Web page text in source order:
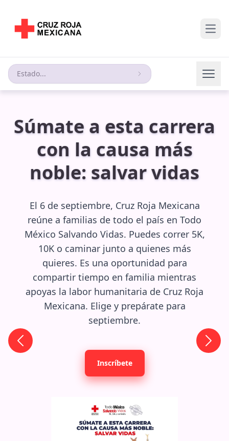
Estado...
Súmate a esta carrera
con la causa más
noble: salvar vidas
El 6 de septiembre, Cruz Roja Mexicana
reúne a familias de todo el país en Todo
México Salvando Vidas. Puedes correr 5K,
10K o caminar junto a quienes más
quieres. Es una oportunidad para
compartir tiempo en familia mientras
apoyas la labor humanitaria de Cruz Roja
Mexicana. Elige y prepárate para
septiembre.
Inscríbete